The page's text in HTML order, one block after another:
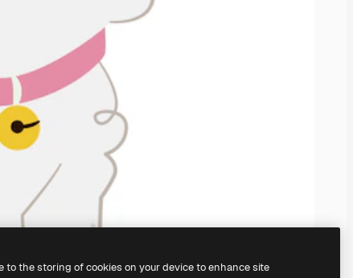
to the storing of cookies on your device to enhance site